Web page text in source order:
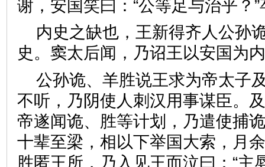
谢，安国笑曰：“公等足与治
内史之缺也，王新得齐人公孙
史。窦太后闻，乃诏王以安
公孙诡、羊胜说王求为帝太子
不听，乃阴使人刺汉用事谋臣。
帝遂闻诡、胜等计划，乃遣使捕
十辈至梁，相以下举国大索，月
胜匿王所，乃入见王而泣曰：“主